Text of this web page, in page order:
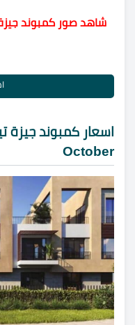
شاهد صور كمبوند جيزة
October